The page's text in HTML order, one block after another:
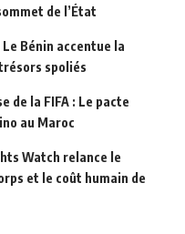
de l’État
Le Bénin accentue la
spoliés
de la FIFA : Le pacte
au Maroc
Watch relance le
et le coût humain de